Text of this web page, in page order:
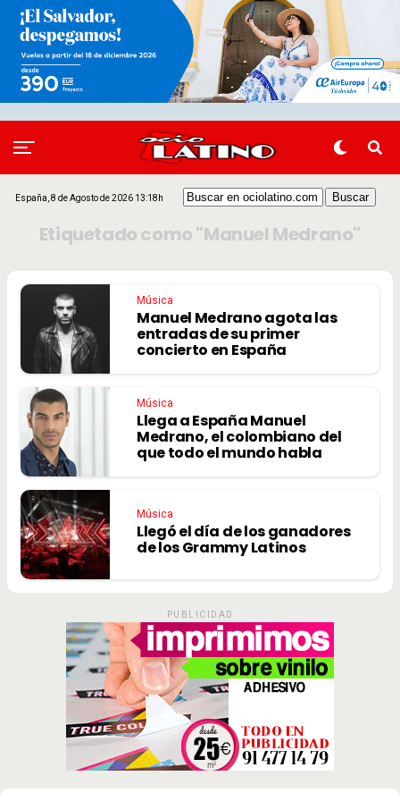
España, 8 de Agosto de 2026 13:18h
Etiquetado como "Manuel Medrano"
Música
Manuel Medrano agota las
entradas de su primer
concierto en España
Música
Llega a España Manuel
Medrano, el colombiano del
que todo el mundo habla
Música
Llegó el día de los ganadores
de los Grammy Latinos
PUBLICIDAD